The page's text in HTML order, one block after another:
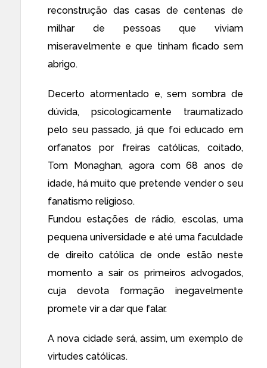
reconstrução das casas de centenas de
milhar de pessoas que viviam
miseravelmente e que tinham ficado sem
abrigo.
Decerto atormentado e, sem sombra de
dúvida, psicologicamente traumatizado
pelo seu passado, já que foi educado em
orfanatos por freiras católicas, coitado,
Tom Monaghan, agora com 68 anos de
idade, há muito que pretende vender o seu
fanatismo religioso.
Fundou estações de rádio, escolas, uma
pequena universidade e até uma faculdade
de direito católica de onde estão neste
momento a sair os primeiros advogados,
cuja devota formação inegavelmente
promete vir a dar que falar.
A nova cidade será, assim, um exemplo de
virtudes católicas.